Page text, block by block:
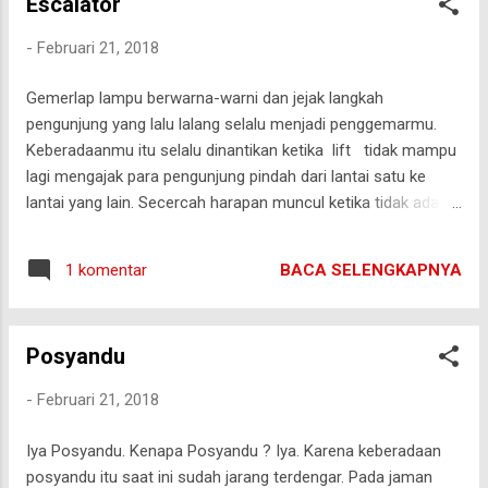
sesuai apa yang saya ingat, ingin dan selanjutnya ditulis.
global ( global warming ). Saya juga gak tau kenapa tema itu
sesuatu terkait dengan nature conservation atau alam
beserta lingkungannya. Jika kita berbaik dan berdamai
- Februari 21, 2018
Gemerlap lampu berwarna-warni dan jejak langkah
pengunjung yang lalu lalang selalu menjadi penggemarmu.
Keberadaanmu itu selalu dinantikan ketika lift tidak mampu
lagi mengajak para pengunjung pindah dari lantai satu ke
lantai yang lain. Secercah harapan muncul ketika tidak ada
di lokasi wisata alam. Suara tawa dan canda selalu
menghiasi putaran sistem kami. Ada seorang ayah dengan
anaknya, seorang ibu dengan anaknya, seorang pria dengan
serta cucunya mencoba berdiri diatas kami. Terkadang ada
menginjakkan kakinya dengan tidak memperhatikan batas-
kami banyak digunakan di bangunan seperti hotel, stadion
1 komentar BACA SELENGKAPNYA
Posyandu
- Februari 21, 2018
Iya Posyandu. Kenapa Posyandu ? Iya. Karena keberadaan
posyandu itu saat ini sudah jarang terdengar. Pada jaman